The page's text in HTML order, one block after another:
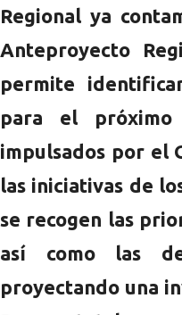
Regional ya
Anteproyecto
permite
para el
impulsados por el
las iniciativas de
se recogen las
así como las
proyectando una